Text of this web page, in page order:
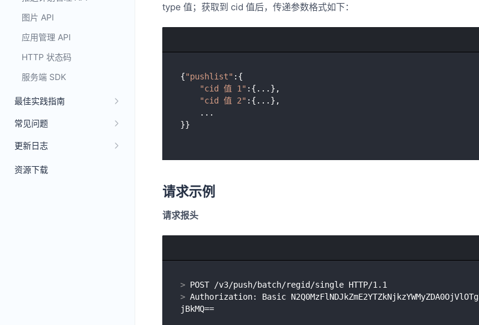
图片 API
应用管理 API
HTTP 状态码
服务端 SDK
最佳实践指南
常见问题
更新日志
资源下载
type 值；获取到 cid 值后，传递参数格式如下：
{"pushlist" :{
"cid 值 1" :{...},
"cid 值 2" :{...},
请求示例
请求报头
> POST /v3/push/batch/regid/single HTTP/1.1
> Authorization: Basic
jBkMQ==